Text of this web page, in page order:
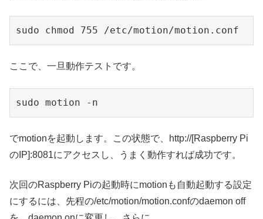
sudo chmod 755 /etc/motion/motion.conf
ここで、一旦動作テストです。
sudo motion -n
でmotionを起動します。この状態で、http://[Raspberry Pi
のIP]:8081にアクセスし、うまく動作すれば成功です。
次回のRaspberry Piの起動時にmotionも自動起動する設定
にするには、先程の/etc/motion/motion.confのdaemon off